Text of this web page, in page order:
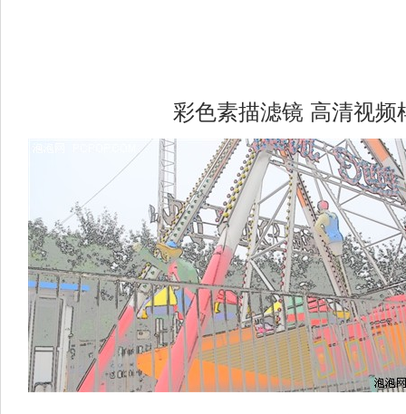
彩色素描滤镜 高清视频